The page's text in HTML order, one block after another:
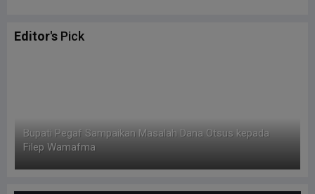
Editor's Pick
Bupati Pegaf Sampaikan Masalah Dana Otsus kepada
Filep Wamafma